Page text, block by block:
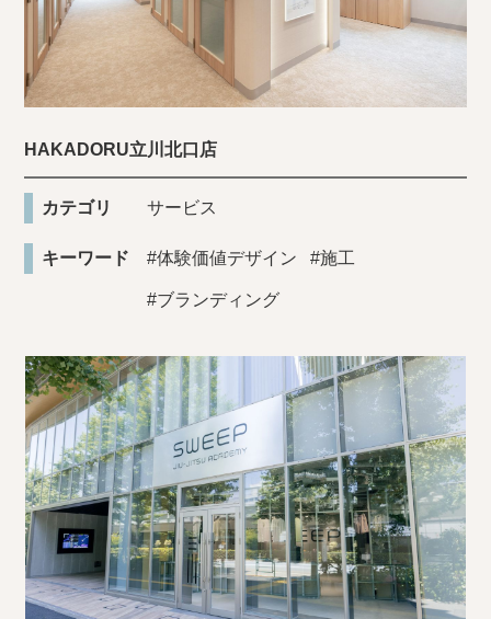
HAKADORU立川北口店
カテゴリ サービス
キーワード #体験価値デザイン #施工
#ブランディング